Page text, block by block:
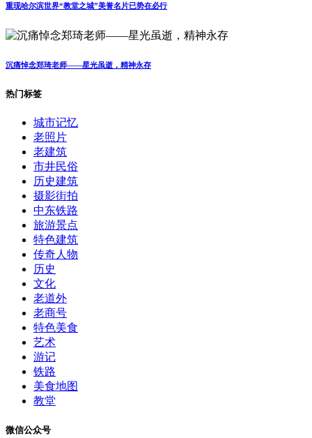
重现哈尔滨世界“教堂之城”美誉名片已势在必行
沉痛悼念郑琦老师——星光虽逝，精神永存
热门标签
城市记忆
老照片
老建筑
市井民俗
历史建筑
摄影街拍
中东铁路
旅游景点
特色建筑
传奇人物
历史
文化
老道外
老商号
特色美食
艺术
游记
铁路
美食地图
教堂
微信公众号